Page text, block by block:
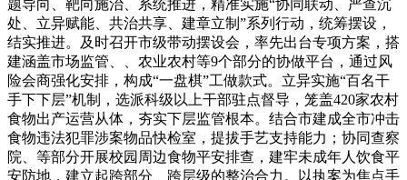
题导向、靶向施治、系统推进，精准实施“协同联动、严查沉
处、立异赋能、共治共享、建章立制”系列行动，统筹摆设，
结实推进。及时召开市级带动摆设会，率先出台专项方案，搭
建涵盖市场监管、、农业农村等9个部分的协做平台，通过风
险会商强化安排，构成“一盘棋”工做款式。立异实施“百名干
手下下层”机制，选派科级以上干部驻点督导，笼盖420家农村
食物出产运营从体，夯实下层监管根本。结合市建成全市冲击
食物违法犯罪涉案物品快检室，提拔手艺支持能力；协同查察
院、等部分开展校园周边食物平安排查，建牢未成年人饮食平
安防地，建立起跨部分、跨层级的整治合力。以执案为焦点手